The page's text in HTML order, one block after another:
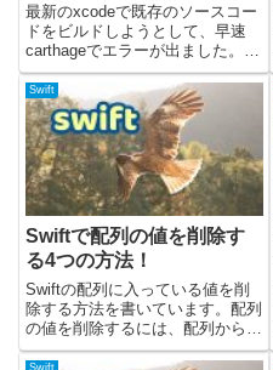
最新のxcodeで既存のソースコー
ドをビルドしようとして、早速
carthageでエラーが出ました。😩
エラーの内容ターミナル上では下
記のようにコード65で返ってき
ています。Build Failed Task
failed with exit ...
Swift
Swiftで配列の値を削除す
る4つの方法！
Swiftの配列に入っている値を削
除する方法を書いています。配列
の値を削除するには、配列から下
記のメソッドを使うと良いで